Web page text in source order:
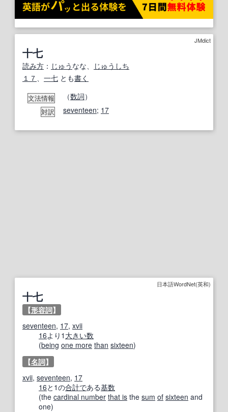
JMdict
十七
読み方 ： じゅう なな、
じゅうしち
１７
一七 とも書く
文法情報 （数詞）
対訳 seventeen; 17
日本語WordNet(英和)
十七
【形容詞】
seventeen, 17, xvii
16より1 大きい数
(being one more than sixteen)
【名詞】
xvii, seventeen, 17
16と1の合計である基数
(the cardinal number that is the sum of sixteen and
one)